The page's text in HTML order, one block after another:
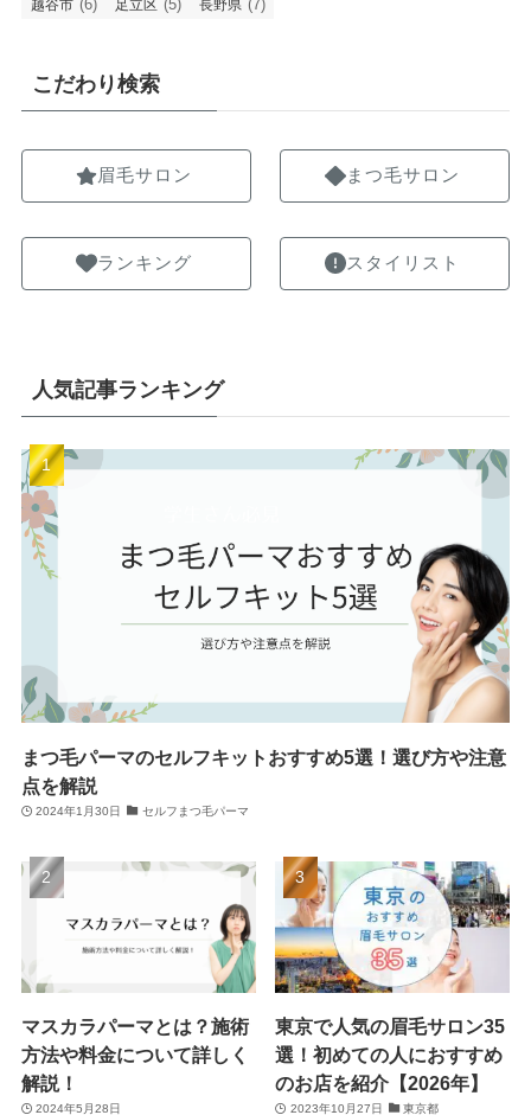
越谷市 (6) 足立区 (5) 長野県 (7)
こだわり検索
眉毛サロン
ランキング
まつ毛サロン
スタイリスト
人気記事ランキング
まつ毛パーマのセルフキットおすすめ5選！選び方や注意
点を解説
2024年1月30日 セルフまつ毛パーマ
マスカラパーマとは？施術
方法や料金について詳しく
解説！
2024年5月28日
東京で人気の眉毛サロン35
選！初めての人におすすめ
のお店を紹介【2026年】
2023年10月27日 東京都